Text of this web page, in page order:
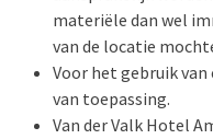
materiële dan wel
van de locatie
Voor het gebruik van
van toepassing.
Van der Valk Hotel